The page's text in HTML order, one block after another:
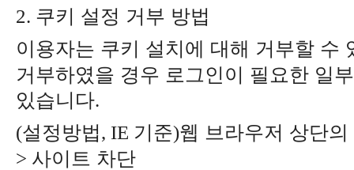
2. 쿠키 설정 거부 방법
이용자는 쿠키 설치에 대해 거부할 수
거부하였을 경우 로그인이 필요한 일
있습니다.
(설정방법, IE 기준)웹 브라우저 상단
> 사이트 차단